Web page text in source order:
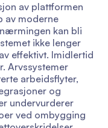
av plattformen
av moderne
kan bli
ikke lenger
effektivt. Imidlertid
Arvssystemer
arbeidsflyter,
og
undervurderer
ved ombygging